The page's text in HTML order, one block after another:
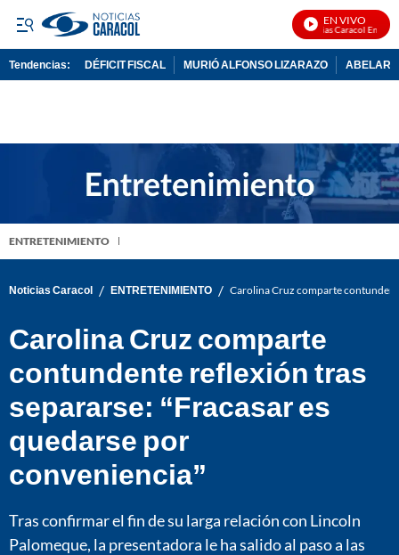
EN VIVO
Noticias Caracol En Vivo
Tendencias: DÉFICIT FISCAL MURIÓ ALFONSO LIZARAZO
ENTRETENIMIENTO
Noticias Caracol / ENTRETENIMIENTO / Carolina Cruz comparte
Carolina Cruz comparte
contundente reflexión tras
separarse: “Fracasar es
quedarse por
conveniencia”
Tras confirmar el fin de su larga relación con Lincoln
Palomeque, la presentadora le ha salido al paso a las